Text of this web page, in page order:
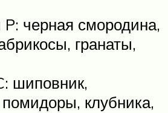
черная смородина,
гранаты,
шиповник,
клубника,